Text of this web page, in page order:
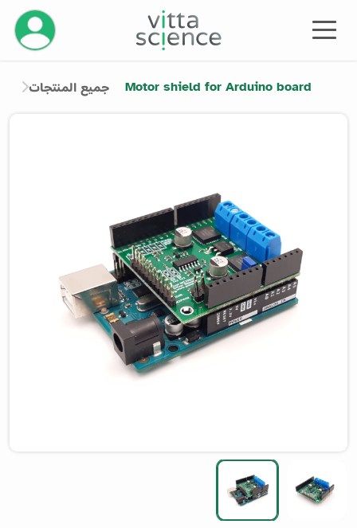
إدارة
جميع المنتجات Motor shield for Arduino board